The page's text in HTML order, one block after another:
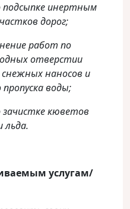
инертным
дорог;
работ по
отверстии
наносов и
воды;
кюветов
льда.
услугам/